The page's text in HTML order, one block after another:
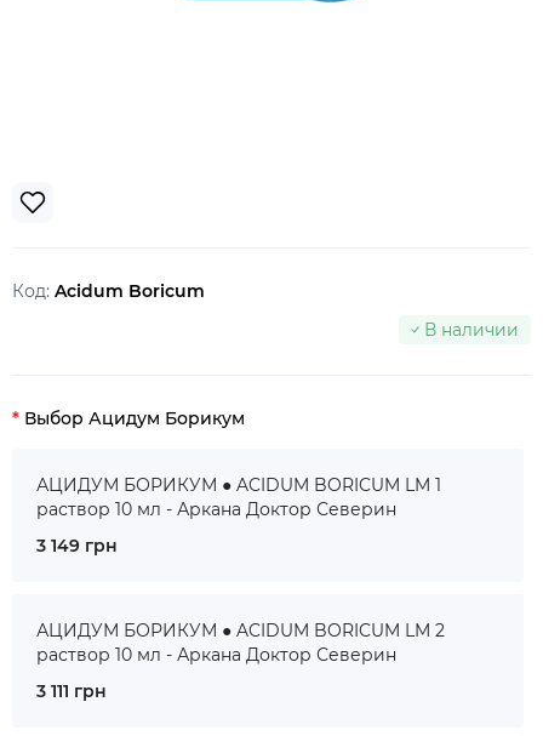
Код: Acidum Boricum
В наличии
Выбор Ацидум Борикум
АЦИДУМ БОРИКУМ ● ACIDUM BORICUM LM 1
раствор 10 мл - Аркана Доктор Северин
3 149 грн
АЦИДУМ БОРИКУМ ● ACIDUM BORICUM LM 2
раствор 10 мл - Аркана Доктор Северин
3 111 грн